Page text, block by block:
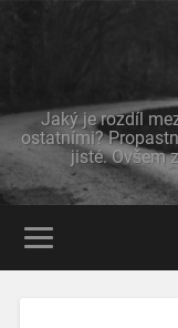
Jaký je rozdíl
ostatními?
jisté. Ovšem